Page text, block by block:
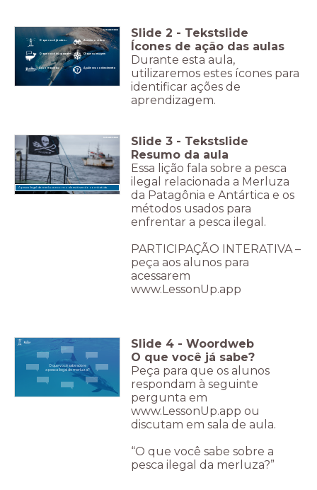
O que você já sabe...
O que você irá aprender...
Ação requirida! Avalie seu conhecimento
Clique na imagem
Assista o vídeo
Slide 2 - Tekstslide
Ícones de ação das aulas
Durante esta aula,
utilizaremos estes ícones para
identificar ações de
aprendizagem.
A pesca ilegal de merluza e como ela está sendo combatida.
Slide 3 - Tekstslide
Resumo da aula
Essa lição fala sobre a pesca
ilegal relacionada a Merluza
da Patagônia e Antártica e os
métodos usados para
enfrentar a pesca ilegal.
PARTICIPAÇÃO INTERATIVA –
peça aos alunos para
acessarem
www.LessonUp.app
O que você sabe sobre
a pesca ilegal de merluza?
Slide 4 - Woordweb
O que você já sabe?
Peça para que os alunos
respondam à seguinte
pergunta em
www.LessonUp.app ou
discutam em sala de aula.
“O que você sabe sobre a
pesca ilegal da merluza?”